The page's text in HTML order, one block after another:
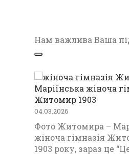
Нам важлива Ваша
Маріїнська жіноча
Житомир 1903
04.03.2026
Фото Житомира –
жіноча гімназія
1903 року, зараз це